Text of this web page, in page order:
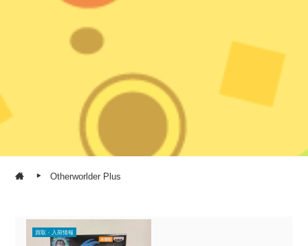
Otherworlder Plus
買取・入荷情報